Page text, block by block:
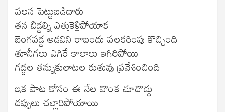
వలస పెట్టుబడిదారు
తన బిడ్డల్ని ఎత్తుకెళ్లిపోయాక
బెంగపడ్డ అడవిని రాబందు పలకరింపు కొచ్చింది
తూనీగలు ఎగిరే కాలాలు ఇగిరిపోయి
గద్దల తన్నుకులాటల రుతువు ప్రవేశించింది
ఇక పాట కోసం ఈ నేల వొంక చూడొద్దు
డప్పులు చల్లారిపోయాయి